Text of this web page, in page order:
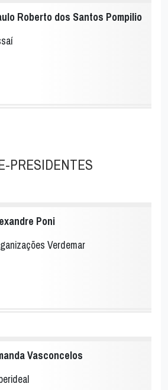
Roberto dos Santos Pompilio
PRESIDENTES
Poni
Verdemar
Vasconcelos